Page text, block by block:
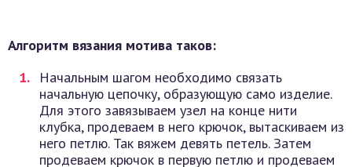
Алгоритм вязания мотива таков:
Начальным шагом необходимо связать
начальную цепочку, образующую само изделие.
Для этого завязываем узел на конце нити
клубка, продеваем в него крючок, вытаскиваем из
него петлю. Так вяжем девять петель. Затем
продеваем крючок в первую петлю и продеваем